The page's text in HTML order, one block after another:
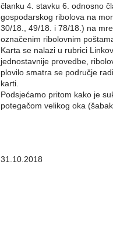
članku 4. stavku 6. odnosno
gospodarskog ribolova na
30/18., 49/18. i 78/18.) na
označenim ribolovnim
Karta se nalazi u rubrici
jednostavnije provedbe,
plovilo smatra se područje
karti.
Podsjećamo pritom kako je
potegačom velikog oka
31.10.2018